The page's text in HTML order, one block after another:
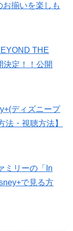
揃いを楽しも
THE
決定！！公開
ディズニープ
法・視聴方法】
ミリーの「In
で見る方